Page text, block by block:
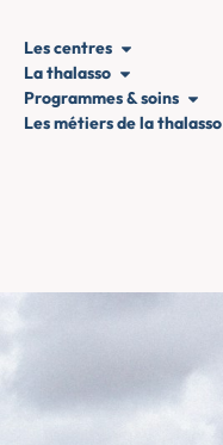
Les centres
La thalasso
Programmes & soins
Les métiers de la thalasso